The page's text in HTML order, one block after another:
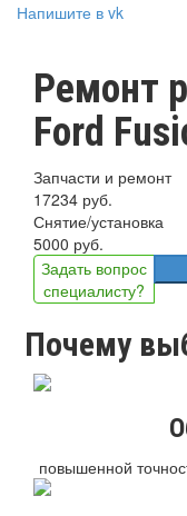
Напишите в vk
Ремонт
Ford
Запчасти и ремонт
17234 руб.
Снятие/установка
5000 руб.
Задать вопрос
специалисту?
Почему
повышенной